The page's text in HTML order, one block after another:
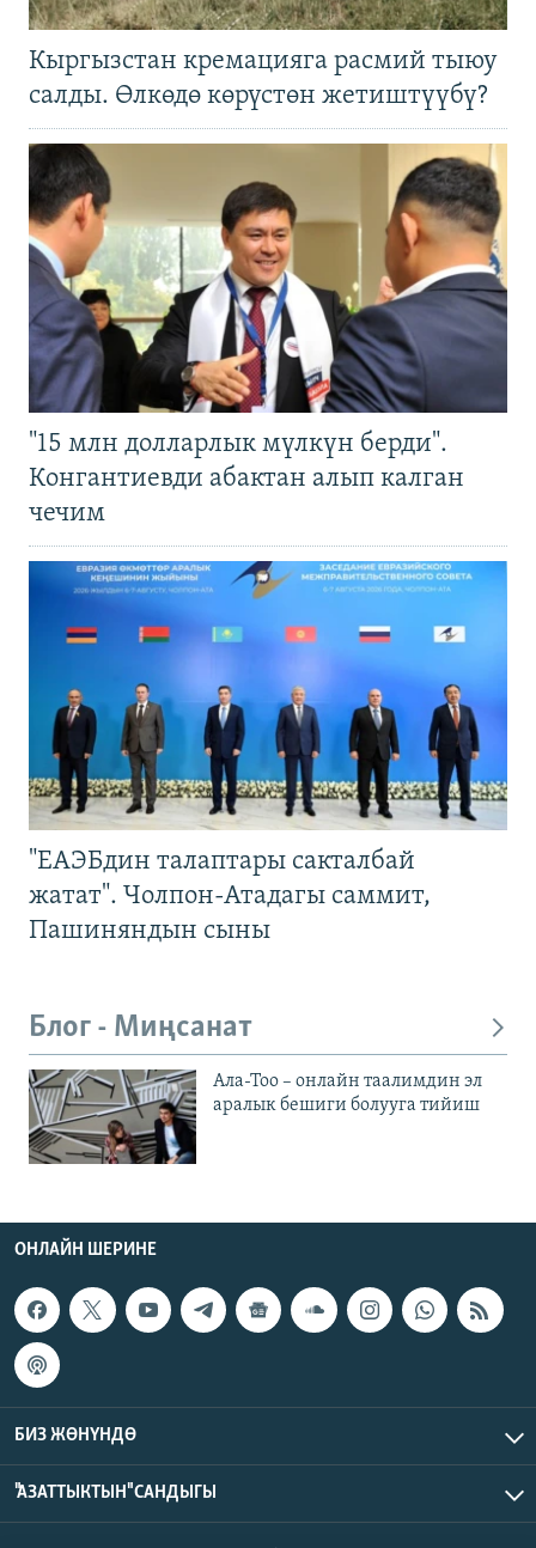
Кыргызстан кремацияга расмий тыюу
салды. Өлкөдө көрүстөн жетиштүүбү?
"15 млн долларлык мүлкүн берди".
Конгантиевди абактан алып калган
чечим
"ЕАЭБдин талаптары сакталбай
жатат". Чолпон-Атадагы саммит,
Пашиняндын сыны
Блог - Миңсанат
Ала-Тоо – онлайн таалимдин эл
аралык бешиги болууга тийиш
ОНЛАЙН ШЕРИНЕ
БИЗ ЖӨНҮНДӨ
"АЗАТТЫКТЫН" САНДЫГЫ